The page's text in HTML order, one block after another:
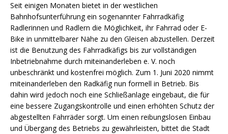
Seit einigen Monaten bietet in der westlichen
Bahnhofsunterführung ein sogenannter Fahrradkäfig
Radlerinnen und Radlern die Möglichkeit, ihr Fahrrad oder E-
Bike in unmittelbarer Nähe zu den Gleisen abzustellen. Derzeit
ist die Benutzung des Fahrradkäfigs bis zur vollständigen
Inbetriebnahme durch miteinanderleben e. V. noch
unbeschränkt und kostenfrei möglich. Zum 1. Juni 2020 nimmt
miteinanderleben den Radkäfig nun formell in Betrieb. Bis
dahin wird jedoch noch eine Schließanlage eingebaut, die für
eine bessere Zugangskontrolle und einen erhöhten Schutz der
abgestellten Fahrräder sorgt. Um einen reibungslosen Einbau
und Übergang des Betriebs zu gewährleisten, bittet die Stadt